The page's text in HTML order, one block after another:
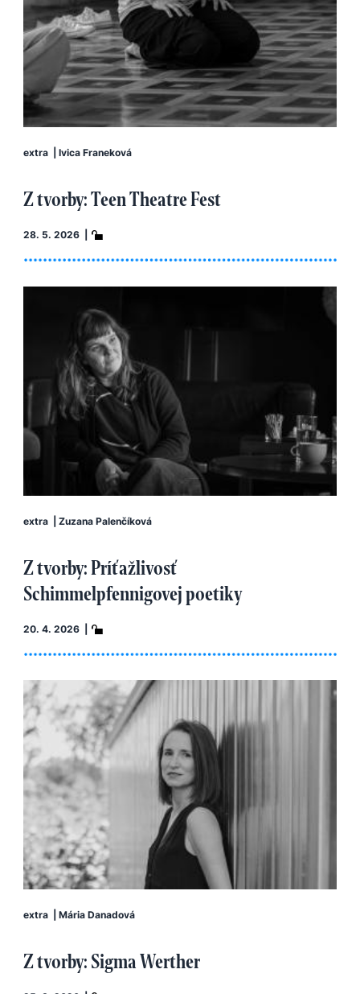
extra Ivica Franeková
Z tvorby: Teen Theatre Fest
28. 5. 2026 |
extra Zuzana Palenčíková
Z tvorby: Príťažlivosť
Schimmelpfennigovej poetiky
20. 4. 2026 |
extra Mária Danadová
Z tvorby: Sigma Werther